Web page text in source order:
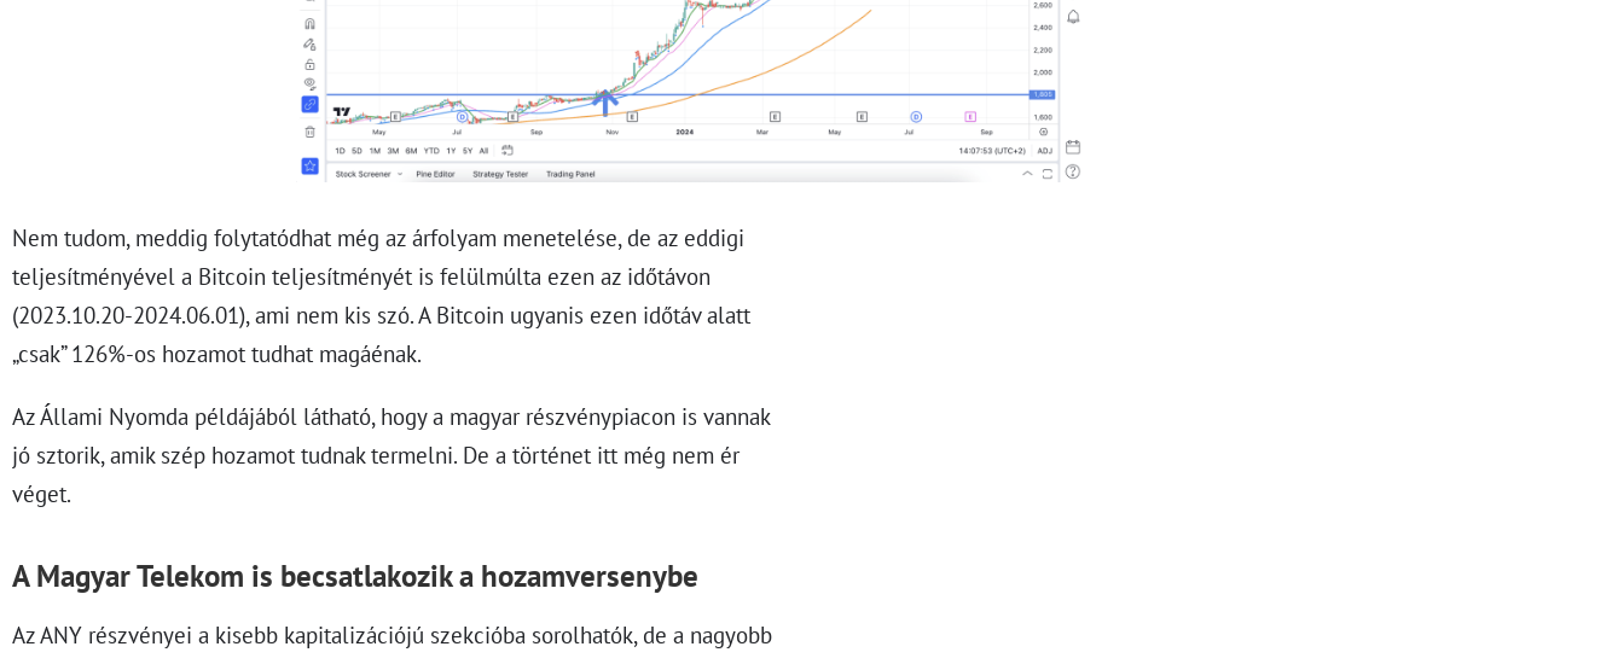
Nem tudom, meddig folytatódhat még az árfolyam menetelése, de az eddigi
teljesítményével a Bitcoin teljesítményét is felülmúlta ezen az időtávon
(2023.10.20-2024.06.01), ami nem kis szó. A Bitcoin ugyanis ezen időtáv alatt
„csak” 126%-os hozamot tudhat magáénak.
Az Állami Nyomda példájából látható, hogy a magyar részvénypiacon is vannak
jó sztorik, amik szép hozamot tudnak termelni. De a történet itt még nem ér
véget.
A Magyar Telekom is becsatlakozik a hozamversenybe
Az ANY részvényei a kisebb kapitalizációjú szekcióba sorolhatók, de a nagyobb